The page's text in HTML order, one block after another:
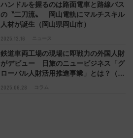
2025.12.16 ニュース
ハンドルを握るのは路面電車と路線バス
の〝二刀流〟 岡山電軌にマルチスキル
人材が誕生（岡山県岡山市）
2025.06.28 コラム
鉄道車両工場の現場に即戦力の外国人財
がデビュー 日旅のニュービジネス「グ
ローバル人財活用推進事業」とは？（大